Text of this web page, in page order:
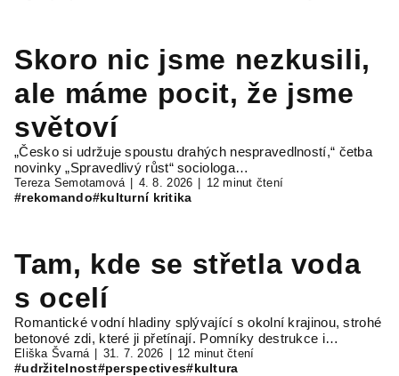
Skoro nic jsme nezkusili,
ale máme pocit, že jsme
světoví
„Česko si udržuje spoustu drahých nespravedlností,“ četba
novinky „Spravedlivý růst“ sociologa…
Tereza Semotamová 4. 8. 2026 12 minut čtení
#rekomando#kulturní kritika
Tam, kde se střetla voda
s ocelí
Romantické vodní hladiny splývající s okolní krajinou, strohé
betonové zdi, které ji přetínají. Pomníky destrukce i…
Eliška Švarná 31. 7. 2026 12 minut čtení
#udržitelnost#perspectives#kultura